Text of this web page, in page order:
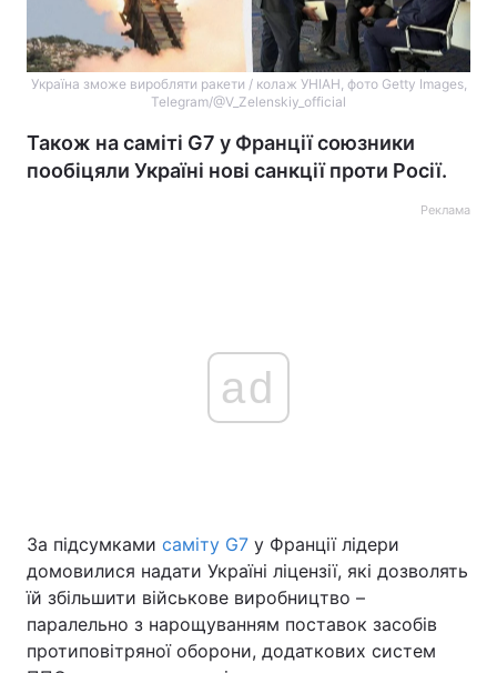
Україна зможе виробляти ракети / колаж УНІАН, фото Getty Images,
Telegram/@V_Zelenskiy_official
Також на саміті G7 у Франції союзники
пообіцяли Україні нові санкції проти Росії.
Реклама
ad
За підсумками саміту G7 у Франції лідери
домовилися надати Україні ліцензії, які дозволять
їй збільшити військове виробництво –
паралельно з нарощуванням поставок засобів
протиповітряної оборони, додаткових систем